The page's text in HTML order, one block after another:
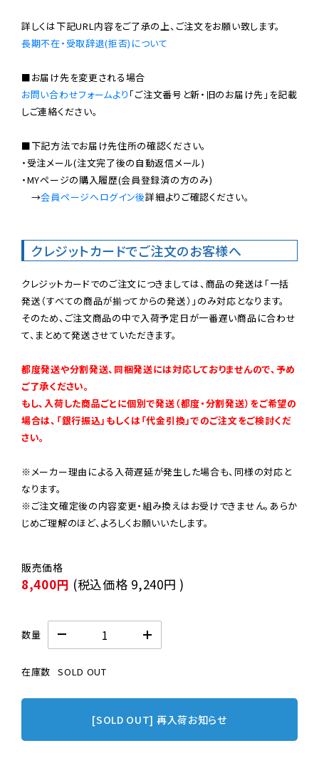
長期不在・受取辞退(拒否)について
お問い合わせフォームより 「ご注文番号と新・旧のお届け先」を記載
しご連絡ください。
■下記方法でお届け先住所の確認ください。
・受注メール(注文完了後の自動返信メール)
・MYページの購入履歴(会員登録済の方のみ)
→会員ページへログイン後詳細よりご確認ください。
クレジットカードでご注文のお客様へ
クレジットカードでのご注文につきましては、商品の発送は「一括
発送（すべての商品が揃ってからの発送）」のみ対応となります。
そのため、ご注文商品の中で入荷予定日が一番遅い商品に合わせ
て、まとめて発送させていただきます。
都度発送や分割発送、同梱発送には対応しておりませんので、予め
ご了承ください。
もし、入荷した商品ごとに個別で発送（都度・分割発送）をご希望の
場合は、「銀行振込」もしくは「代金引換」でのご注文をご検討くだ
さい。
※メーカー理由による入荷遅延が発生した場合も、同様の対応と
なります。
※ご注文確定後の内容変更・組み換えはお受けできません。あらか
じめご理解のほど、よろしくお願いいたします。
8,400円 (税込価格 9,240円 )
数量
在庫数 SOLD OUT
[SOLD OUT] 再入荷お知らせ